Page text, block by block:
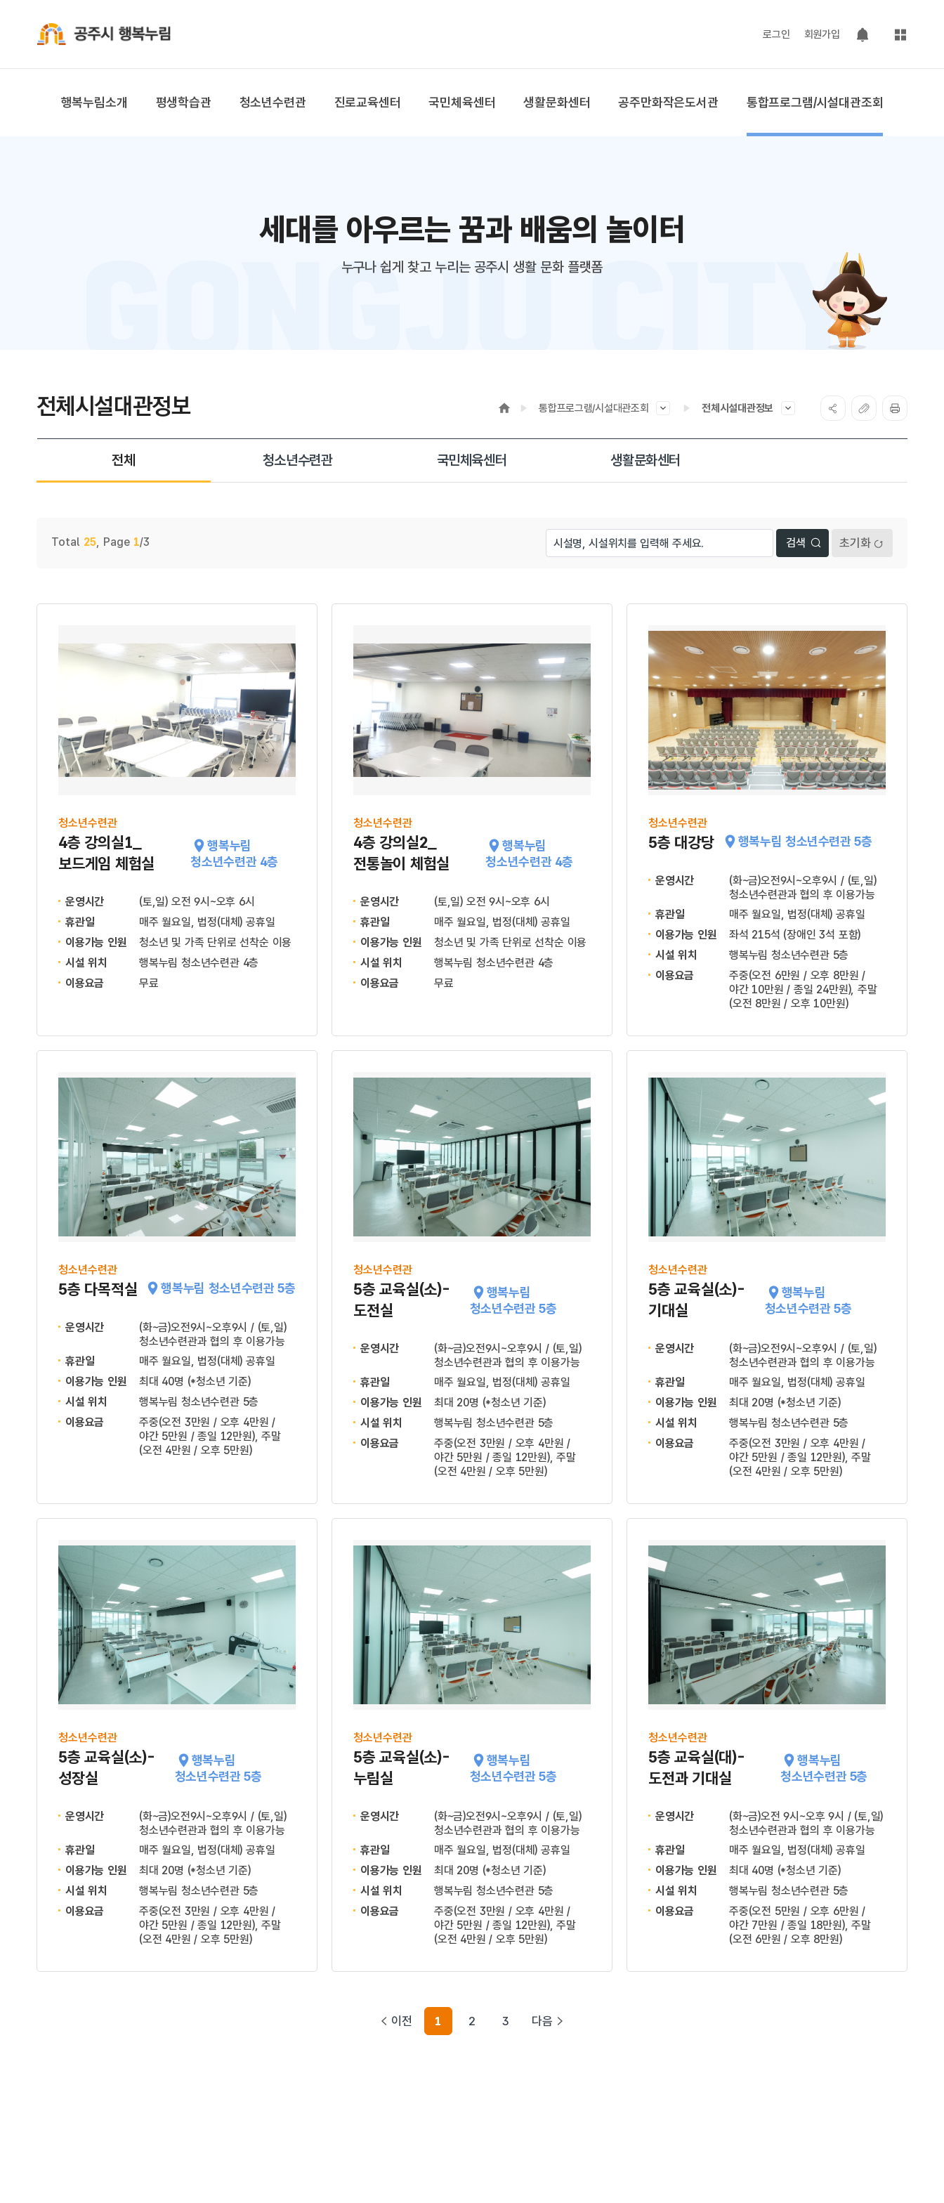
로그인 회원가입
팝업 열기
사이트맵
행복누림소개 평생학습관 청소년수련관 진로교육센터 국민체육센터 생활문화센터 공주만화작은도서관 통합프로그램/시설대관조회
세대를 아우르는 꿈과 배움의 놀이터
누구나 쉽게 찾고 누리는 공주시 생활 문화 플랫폼
전체시설대관정보 통합프로그램/시설대관조회 전체시설대관정보
전체 청소년수련관 국민체육센터 생활문화센터
Total 25, Page 1/3 초기화
청소년수련관
4층 강의실1_
보드게임 체험실
행복누림
청소년수련관 4층
운영시간
(토,일) 오전 9시~오후 6시
휴관일
매주 월요일, 법정(대체) 공휴일
이용가능 인원
청소년 및 가족 단위로 선착순 이용
시설 위치
행복누림 청소년수련관 4층
이용요금
무료
청소년수련관
4층 강의실2_
전통놀이 체험실
행복누림
청소년수련관 4층
운영시간
(토,일) 오전 9시~오후 6시
휴관일
매주 월요일, 법정(대체) 공휴일
이용가능 인원
청소년 및 가족 단위로 선착순 이용
시설 위치
행복누림 청소년수련관 4층
이용요금
무료
청소년수련관
5층 대강당 행복누림 청소년수련관 5층
운영시간
(화~금)오전9시~오후9시 / (토,일)
청소년수련관과 협의 후 이용가능
휴관일
매주 월요일, 법정(대체) 공휴일
이용가능 인원
좌석 215석 (장애인 3석 포함)
시설 위치
행복누림 청소년수련관 5층
이용요금
주중(오전 6만원 / 오후 8만원 /
야간 10만원 / 종일 24만원), 주말
(오전 8만원 / 오후 10만원)
청소년수련관
5층 다목적실 행복누림 청소년수련관 5층
운영시간
(화~금)오전9시~오후9시 / (토,일)
청소년수련관과 협의 후 이용가능
휴관일
매주 월요일, 법정(대체) 공휴일
이용가능 인원
최대 40명 (*청소년 기준)
시설 위치
행복누림 청소년수련관 5층
이용요금
주중(오전 3만원 / 오후 4만원 /
야간 5만원 / 종일 12만원), 주말
(오전 4만원 / 오후 5만원)
청소년수련관
5층 교육실(소)-
도전실
행복누림
청소년수련관 5층
운영시간
(화~금)오전9시~오후9시 / (토,일)
청소년수련관과 협의 후 이용가능
휴관일
매주 월요일, 법정(대체) 공휴일
이용가능 인원
최대 20명 (*청소년 기준)
시설 위치
행복누림 청소년수련관 5층
이용요금
주중(오전 3만원 / 오후 4만원 /
야간 5만원 / 종일 12만원), 주말
(오전 4만원 / 오후 5만원)
청소년수련관
5층 교육실(소)-
기대실
행복누림
청소년수련관 5층
운영시간
(화~금)오전9시~오후9시 / (토,일)
청소년수련관과 협의 후 이용가능
휴관일
매주 월요일, 법정(대체) 공휴일
이용가능 인원
최대 20명 (*청소년 기준)
시설 위치
행복누림 청소년수련관 5층
이용요금
주중(오전 3만원 / 오후 4만원 /
야간 5만원 / 종일 12만원), 주말
(오전 4만원 / 오후 5만원)
청소년수련관
5층 교육실(소)-
성장실
행복누림
청소년수련관 5층
운영시간
(화~금)오전9시~오후9시 / (토,일)
청소년수련관과 협의 후 이용가능
휴관일
매주 월요일, 법정(대체) 공휴일
이용가능 인원
최대 20명 (*청소년 기준)
시설 위치
행복누림 청소년수련관 5층
이용요금
주중(오전 3만원 / 오후 4만원 /
야간 5만원 / 종일 12만원), 주말
(오전 4만원 / 오후 5만원)
청소년수련관
5층 교육실(소)-
누림실
행복누림
청소년수련관 5층
운영시간
(화~금)오전9시~오후9시 / (토,일)
청소년수련관과 협의 후 이용가능
휴관일
매주 월요일, 법정(대체) 공휴일
이용가능 인원
최대 20명 (*청소년 기준)
시설 위치
행복누림 청소년수련관 5층
이용요금
주중(오전 3만원 / 오후 4만원 /
야간 5만원 / 종일 12만원), 주말
(오전 4만원 / 오후 5만원)
청소년수련관
5층 교육실(대)-
도전과 기대실
행복누림
청소년수련관 5층
운영시간
(화~금)오전 9시~오후 9시 / (토,일)
청소년수련관과 협의 후 이용가능
휴관일
매주 월요일, 법정(대체) 공휴일
이용가능 인원
최대 40명 (*청소년 기준)
시설 위치
행복누림 청소년수련관 5층
이용요금
주중(오전 5만원 / 오후 6만원 /
야간 7만원 / 종일 18만원), 주말
(오전 6만원 / 오후 8만원)
이전 1 2 3 다음